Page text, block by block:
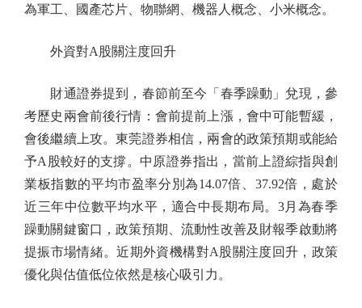
為軍工、國產芯片、物聯網、機器人概念、小米概念。
外資對A股關注度回升
財通證券提到，春節前至今「春季躁動」兌現，參
考歷史兩會前後行情：會前提前上漲，會中可能暫緩，
會後繼續上攻。東莞證券相信，兩會的政策預期或能給
予A股較好的支撐。中原證券指出，當前上證綜指與創
業板指數的平均市盈率分別為14.07倍、37.92倍，處於
近三年中位數平均水平，適合中長期布局。3月為春季
躁動關鍵窗口，政策預期、流動性改善及財報季啟動將
提振市場情緒。近期外資機構對A股關注度回升，政策
優化與估值低位依然是核心吸引力。